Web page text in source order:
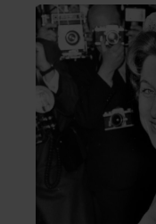
dag het meest